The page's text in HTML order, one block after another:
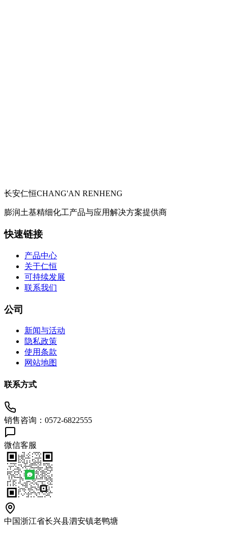
长安仁恒CHANG'AN RENHENG
膨润土基精细化工产品与应用解决方案提供商
快速链接
产品中心
关于仁恒
可持续发展
联系我们
公司
新闻与活动
隐私政策
使用条款
网站地图
联系方式
销售咨询：0572-6822555
微信客服
中国浙江省长兴县泗安镇老鸭塘